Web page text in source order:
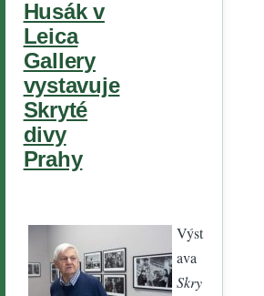
Husák v
Leica
Gallery
vystavuje
Skryté
divy
Prahy
Výst
ava
Skry